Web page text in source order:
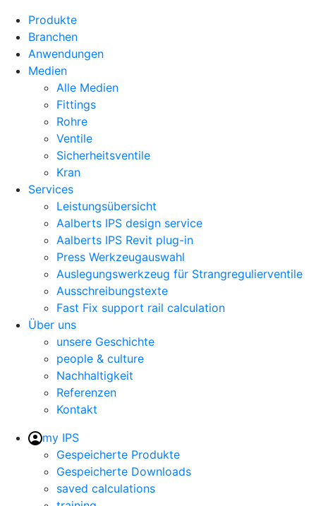
Produkte
Branchen
Anwendungen
Medien
Alle Medien
Fittings
Rohre
Ventile
Sicherheitsventile
Kran
Services
Leistungsübersicht
Aalberts IPS design service
Aalberts IPS Revit plug-in
Press Werkzeugauswahl
Auslegungswerkzeug für Strangregulierventile
Ausschreibungstexte
Fast Fix support rail calculation
Über uns
unsere Geschichte
people & culture
Nachhaltigkeit
Referenzen
Kontakt
my IPS
Gespeicherte Produkte
Gespeicherte Downloads
saved calculations